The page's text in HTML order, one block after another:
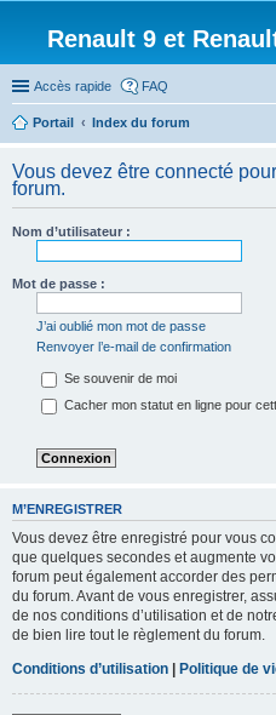
Renault 9 et
Accès rapide FAQ
Portail
Index du forum
Vous devez être connecté
forum.
Nom d’utilisateur :
Mot de passe :
J’ai oublié mon mot de passe
Renvoyer l’e-mail de confirmation
Se souvenir de moi
Cacher mon statut en ligne pour
M’ENREGISTRER
Vous devez être enregistré pour vous
que quelques secondes et augmente
forum peut également accorder des
du forum. Avant de vous enregistrer,
de nos conditions d’utilisation et de
de bien lire tout le règlement du forum.
Conditions d’utilisation | Politique de